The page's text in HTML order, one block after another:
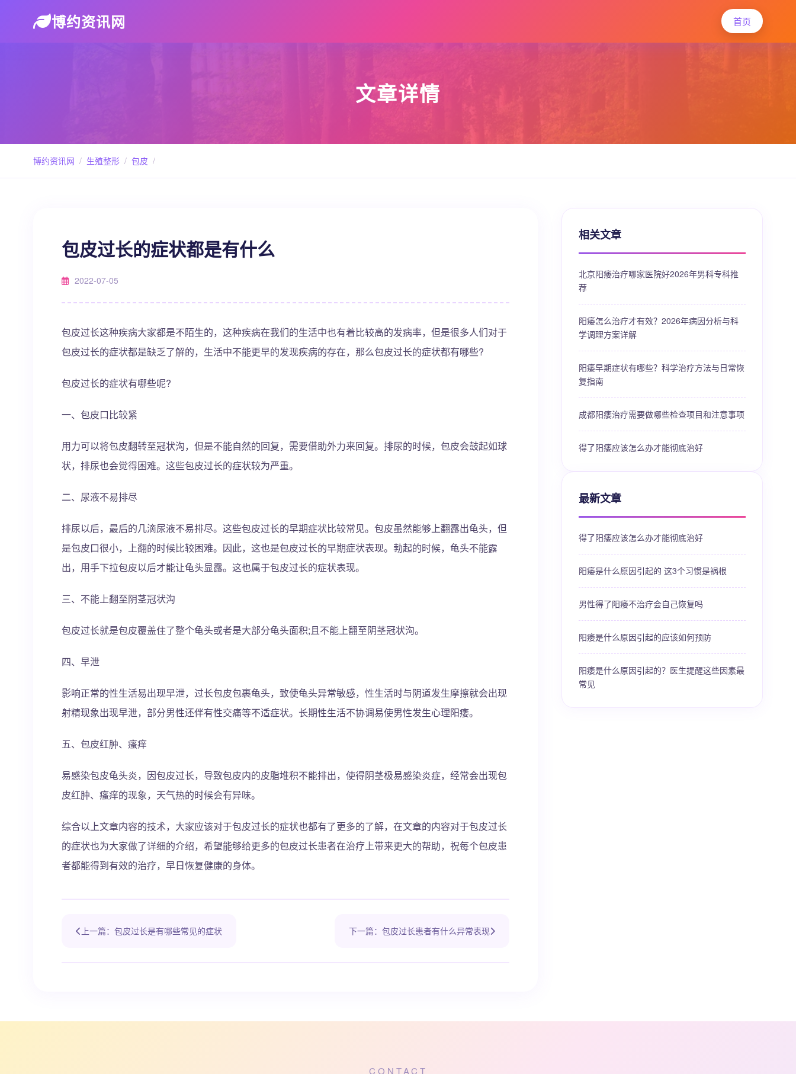
博约资讯网 首页
文章详情
博约资讯网 / 生殖整形 / 包皮 /
包皮过长的症状都是有什么
2022-07-05
包皮过长这种疾病大家都是不陌生的，这种疾病在我们的生活中也有着比较高的发病率，但是很多人们对于
包皮过长的症状都是缺乏了解的，生活中不能更早的发现疾病的存在，那么包皮过长的症状都有哪些?
包皮过长的症状有哪些呢?
一、包皮口比较紧
用力可以将包皮翻转至冠状沟，但是不能自然的回复，需要借助外力来回复。排尿的时候，包皮会鼓起如球
状，排尿也会觉得困难。这些包皮过长的症状较为严重。
二、尿液不易排尽
排尿以后，最后的几滴尿液不易排尽。这些包皮过长的早期症状比较常见。包皮虽然能够上翻露出龟头，但
是包皮口很小，上翻的时候比较困难。因此，这也是包皮过长的早期症状表现。勃起的时候，龟头不能露
出，用手下拉包皮以后才能让龟头显露。这也属于包皮过长的症状表现。
三、不能上翻至阴茎冠状沟
包皮过长就是包皮覆盖住了整个龟头或者是大部分龟头面积;且不能上翻至阴茎冠状沟。
四、早泄
影响正常的性生活易出现早泄，过长包皮包裹龟头，致使龟头异常敏感，性生活时与阴道发生摩擦就会出现
射精现象出现早泄，部分男性还伴有性交痛等不适症状。长期性生活不协调易使男性发生心理阳痿。
五、包皮红肿、瘙痒
易感染包皮龟头炎，因包皮过长，导致包皮内的皮脂堆积不能排出，使得阴茎极易感染炎症，经常会出现包
皮红肿、瘙痒的现象，天气热的时候会有异味。
综合以上文章内容的技术，大家应该对于包皮过长的症状也都有了更多的了解，在文章的内容对于包皮过长
的症状也为大家做了详细的介绍，希望能够给更多的包皮过长患者在治疗上带来更大的帮助，祝每个包皮患
者都能得到有效的治疗，早日恢复健康的身体。
上一篇：包皮过长是有哪些常见的症状 下一篇：包皮过长患者有什么异常表现
相关文章
北京阳痿治疗哪家医院好2026年男科专科推
荐
阳痿怎么治疗才有效？2026年病因分析与科
学调理方案详解
阳痿早期症状有哪些？科学治疗方法与日常恢
复指南
成都阳痿治疗需要做哪些检查项目和注意事项
得了阳痿应该怎么办才能彻底治好
最新文章
得了阳痿应该怎么办才能彻底治好
阳痿是什么原因引起的 这3个习惯是祸根
男性得了阳痿不治疗会自己恢复吗
阳痿是什么原因引起的应该如何预防
阳痿是什么原因引起的？医生提醒这些因素最
常见
CONTACT